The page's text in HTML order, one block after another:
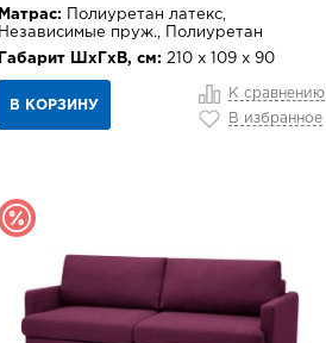
Матрас: Полиуретан латекс,
Независимые пруж., Полиуретан
Габарит ШхГхВ, см: 210 х 109 х 90
В КОРЗИНУ
К сравнению
В избранное